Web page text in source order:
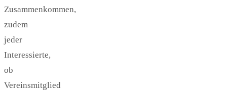
Zusammenkommen,
zudem
jeder
Interessierte,
ob
Vereinsmitglied